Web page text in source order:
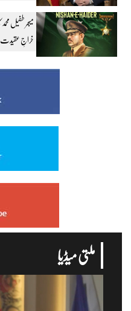
خراجِ عقیدت
ملتی میڈیا